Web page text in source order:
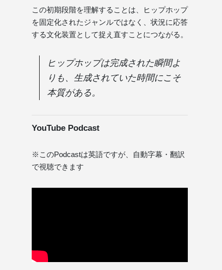
この初期段階を理解することは、ヒップホップ
を固定化されたジャンルではなく、状況に応答
する文化装置として捉え直すことにつながる。
ヒップホップは完成された瞬間よ
りも、生成されていた時間にこそ
本質がある。
YouTube Podcast
※このPodcastは英語ですが、自動字幕・翻訳
で視聴できます